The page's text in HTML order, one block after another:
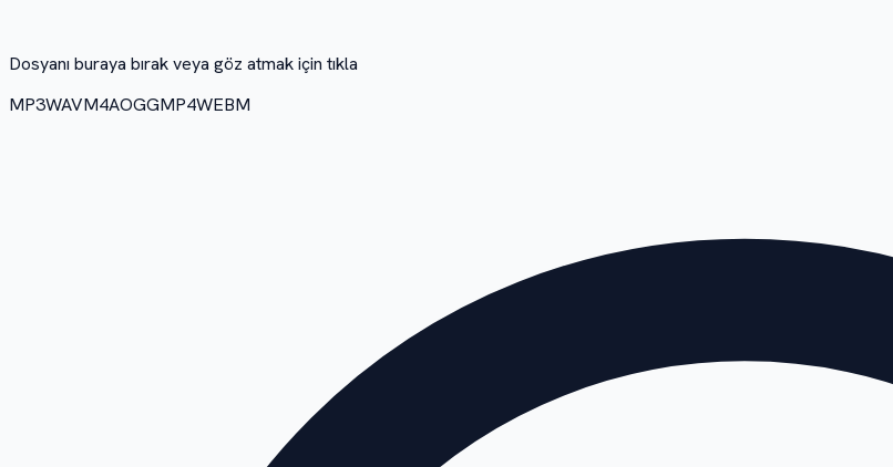
Dosyanı buraya bırak veya göz atmak için tıkla
MP3WAVM4AOGGMP4WEBM